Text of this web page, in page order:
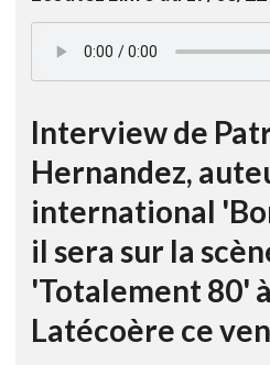
Interview de
Hernandez,
international
il sera sur la
'Totalement 80'
Latécoère ce